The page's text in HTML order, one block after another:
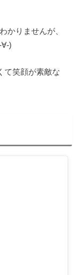
かりませんが、
∀-)
て笑顔が素敵な